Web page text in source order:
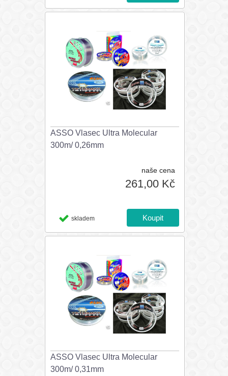
ASSO Vlasec Ultra Molecular
300m/ 0,26mm
naše cena
261,00 Kč
skladem
ASSO Vlasec Ultra Molecular
300m/ 0,31mm